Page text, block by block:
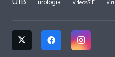
urología videosSiF